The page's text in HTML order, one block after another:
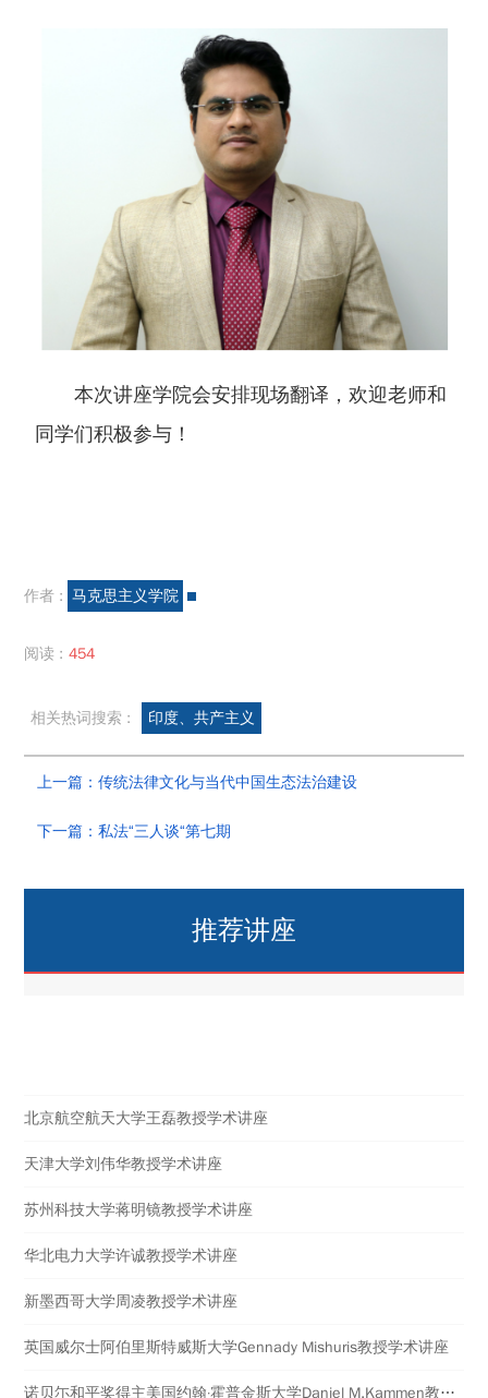
本次讲座学院会安排现场翻译，欢迎老师和
同学们积极参与！
作者 : 马克思主义学院
阅读 : 454
相关热词搜索 : 印度、共产主义
上一篇：传统法律文化与当代中国生态法治建设
下一篇：私法“三人谈“第七期
推荐讲座
北京航空航天大学王磊教授学术讲座
天津大学刘伟华教授学术讲座
苏州科技大学蒋明镜教授学术讲座
华北电力大学许诚教授学术讲座
新墨西哥大学周凌教授学术讲座
英国威尔士阿伯里斯特威斯大学​Gennady Mishuris教授学术讲座
诺贝尓和平奖得主美国约翰·霍普金斯大学Daniel M.Kammen教授学术讲座